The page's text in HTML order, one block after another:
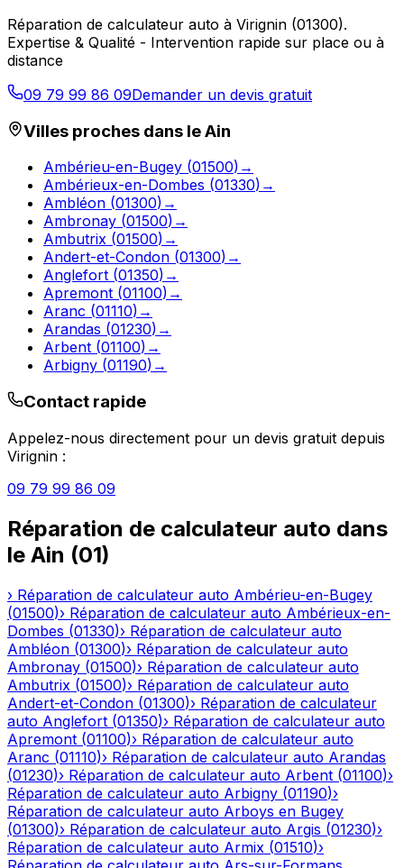
Réparation de calculateur auto à Virignin (01300).
Expertise & Qualité - Intervention rapide sur place ou à
distance
09 79 99 86 09Demander un devis gratuit
Villes proches dans leAin
Ambérieu-en-Bugey (01500) →
Ambérieux-en-Dombes (01330) →
Ambléon (01300) →
Ambronay (01500) →
Ambutrix (01500) →
Andert-et-Condon (01300) →
Anglefort (01350) →
Apremont (01100) →
Aranc (01110) →
Arandas (01230) →
Arbent (01100) →
Arbigny (01190) →
Contact rapide
Appelez-nous directement pour un devis gratuit depuis
Virignin :
09 79 99 86 09
Réparation de calculateur auto dans
le Ain (01)
› Réparation de calculateur auto Ambérieu-en-Bugey
(01500)› Réparation de calculateur auto Ambérieux-en-
Dombes (01330)› Réparation de calculateur auto
Ambléon (01300)› Réparation de calculateur auto
Ambronay (01500)› Réparation de calculateur auto
Ambutrix (01500)› Réparation de calculateur auto
Andert-et-Condon (01300)› Réparation de calculateur
auto Anglefort (01350)› Réparation de calculateur auto
Apremont (01100)› Réparation de calculateur auto
Aranc (01110)› Réparation de calculateur auto Arandas
(01230)› Réparation de calculateur auto Arbent (01100)›
Réparation de calculateur auto Arbigny (01190)›
Réparation de calculateur auto Arboys en Bugey
(01300)› Réparation de calculateur auto Argis (01230)›
Réparation de calculateur auto Armix (01510)›